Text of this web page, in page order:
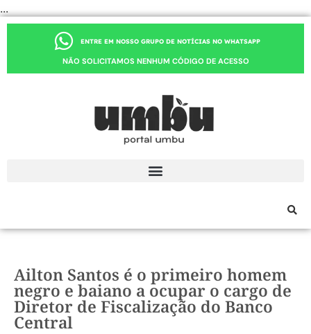
...
ENTRE EM NOSSO GRUPO DE NOTÍCIAS NO WHATSAPP
NÃO SOLICITAMOS NENHUM CÓDIGO DE ACESSO
Ailton Santos é o primeiro homem
negro e baiano a ocupar o cargo de
Diretor de Fiscalização do Banco
Central